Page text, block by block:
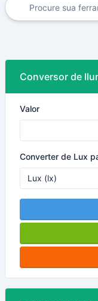
Conversor de
Valor
Converter de Lux